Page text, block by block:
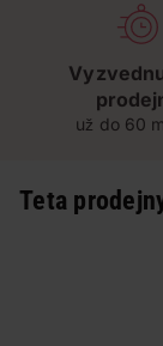
už do 60
Teta